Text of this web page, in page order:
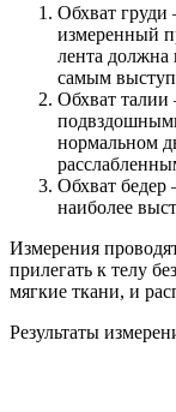
Обхват груди
измеренный
лента
самым
Обхват талии
нормальном
Обхват бедер
наиболее
Измерения
прилегать к телу
мягкие ткани, и
Результаты